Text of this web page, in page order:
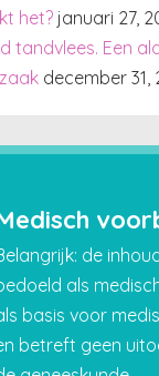
het? januari 27,
tandvlees. Een
december 31,
de
als
basis voor
betreft geen